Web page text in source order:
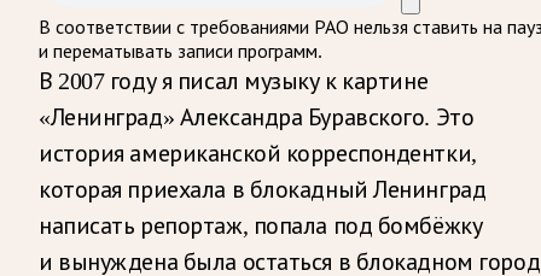
В соответствии с требованиями РАО нельзя ставить на
и перематывать записи программ.
В 2007 году я писал музыку к картине
«Ленинград» Александра Буравского. Это
история американской корреспондентки,
которая приехала в блокадный Ленинград
написать репортаж, попала под бомбёжку
и вынуждена была остаться в блокадном